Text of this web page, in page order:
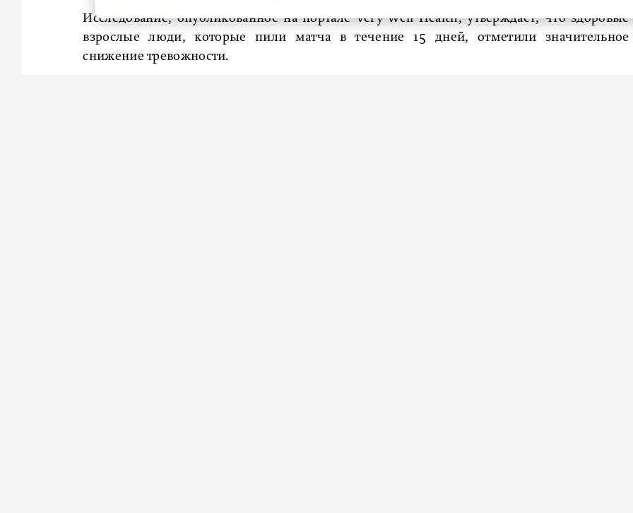
Исследование, опубликованное на портале Very Well Health, утверждает, что здоровые
взрослые люди, которые пили матча в течение 15 дней, отметили значительное
снижение тревожности.